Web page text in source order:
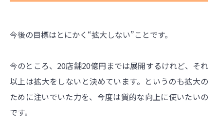
今後の目標はとにかく“拡大しない”ことです。
今のところ、20店舗20億円までは展開するけれど、それ
以上は拡大をしないと決めています。というのも拡大の
ために注いでいた力を、今度は質的な向上に使いたいの
です。